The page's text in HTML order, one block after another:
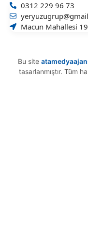
0312 229 96 73
Macun Mahallesi
Bu site
tasarlanmıştır. Tüm